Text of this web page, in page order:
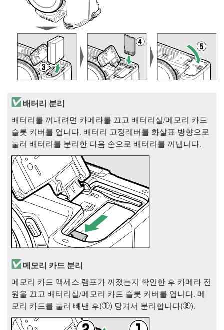
배터리 분리
배터리를 꺼내려면 카메라를 끄고 배터리실/메모리 카드
슬롯 커버를 엽니다. 배터리 고정레버를 화살표 방향으로
눌러 배터리를 분리한 다음 손으로 배터리를 꺼냅니다.
메모리 카드 분리
메모리 카드 액세스 램프가 꺼졌는지 확인한 후 카메라 전
원을 끄고 배터리실/메모리 카드 슬롯 커버를 엽니다. 메
모리 카드를 눌러 빼낸 후(q) 당겨서 분리합니다(w).